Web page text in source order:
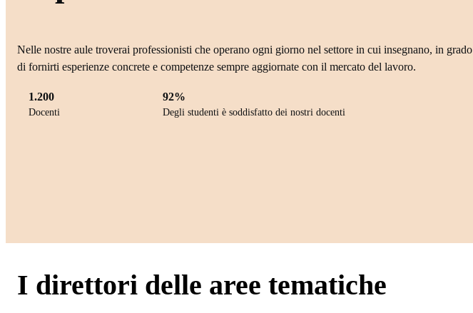
Nelle nostre aule troverai professionisti che operano ogni giorno nel settore in cui insegnano, in grado
di fornirti esperienze concrete e competenze sempre aggiornate con il mercato del lavoro.
1.200
Docenti
92%
Degli studenti è soddisfatto dei nostri docenti
I direttori delle aree tematiche